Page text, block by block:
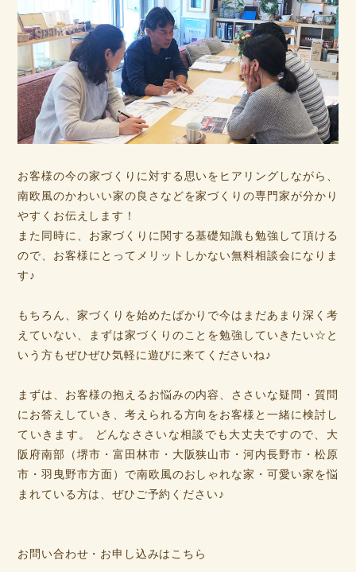
お客様の今の家づくりに対する思いをヒアリングしながら、
南欧風のかわいい家の良さなどを家づくりの専門家が分かり
やすくお伝えします！
また同時に、お家づくりに関する基礎知識も勉強して頂ける
ので、お客様にとってメリットしかない無料相談会になりま
す♪
もちろん、家づくりを始めたばかりで今はまだあまり深く考
えていない、まずは家づくりのことを勉強していきたい☆と
いう方もぜひぜひ気軽に遊びに来てくださいね♪
まずは、お客様の抱えるお悩みの内容、ささいな疑問・質問
にお答えしていき、考えられる方向をお客様と一緒に検討し
ていきます。 どんなささいな相談でも大丈夫ですので、大
阪府南部（堺市・富田林市・大阪狭山市・河内長野市・松原
市・羽曳野市方面）で南欧風のおしゃれな家・可愛い家を悩
まれている方は、ぜひご予約ください♪
お問い合わせ・お申し込みはこちら